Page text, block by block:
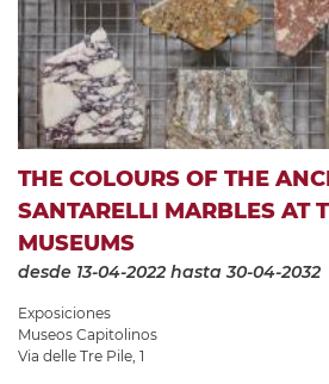
THE COLOURS OF THE
SANTARELLI MARBLES AT
MUSEUMS
desde 13-04-2022 hasta 30-04-2032
Exposiciones
Museos Capitolinos
Via delle Tre Pile, 1